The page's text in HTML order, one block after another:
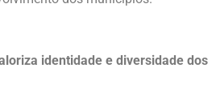
identidade e diversidade dos